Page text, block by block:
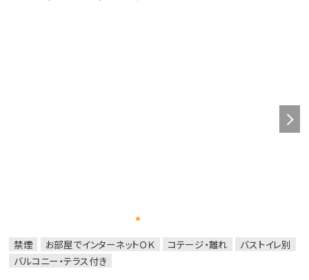
リラックスタイム / 10：30～14：00
禁煙 お部屋でインターネットＯＫ コテージ・離れ
バストイレ別
バルコニー・テラス付き